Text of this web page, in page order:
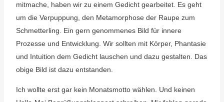
mitmache, haben wir zu einem Gedicht gearbeitet. Es geht
um die Verpuppung, den Metamorphose der Raupe zum
Schmetterling. Ein gern genommenes Bild für innere
Prozesse und Entwicklung. Wir sollten mit Körper, Phantasie
und Intuition dem Gedicht lauschen und dazu gestalten. Das
obige Bild ist dazu entstanden.
Ich wollte erst gar kein Monatsmotto wählen. Und keinen